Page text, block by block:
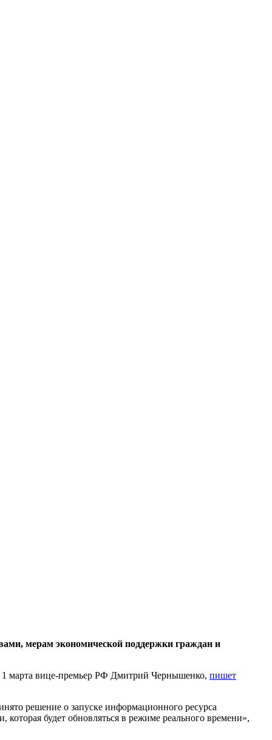
мерам экономической поддержки граждан и
1 марта вице-премьер РФ Дмитрий Чернышенко, пишет
решение о запуске информационного ресурса
будет обновляться в режиме реального времени»,